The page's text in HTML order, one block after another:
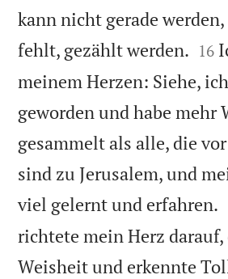
kann nicht gerade werden,
fehlt, gezählt werden. 

16
meinem Herzen: Siehe,
geworden und habe mehr
gesammelt als alle, die
sind zu Jerusalem, und
viel gelernt und erfahren.
richtete mein Herz
Weisheit und erkennte